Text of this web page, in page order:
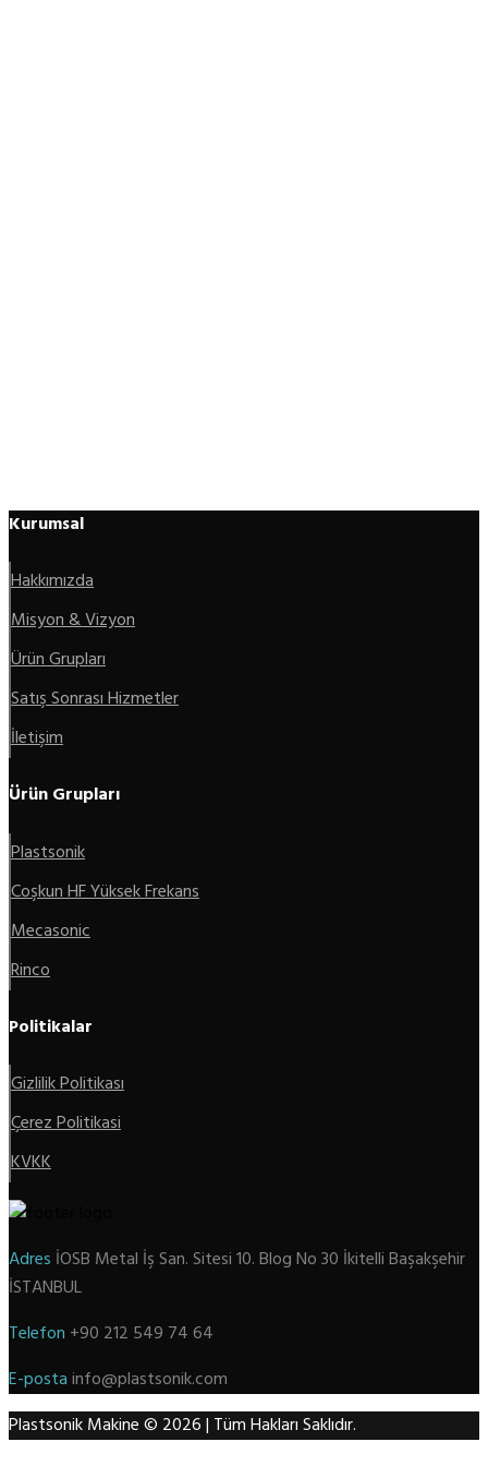
Kurumsal
Hakkımızda
Misyon & Vizyon
Ürün Grupları
Satış Sonrası Hizmetler
İletişim
Ürün Grupları
Plastsonik
Coşkun HF Yüksek Frekans
Mecasonic
Rinco
Politikalar
Gizlilik Politikası
Çerez Politikasi
KVKK
Adres İOSB Metal İş San. Sitesi 10. Blog No 30 İkitelli Başakşehir
İSTANBUL
Telefon +90 212 549 74 64
E-postainfo@plastsonik.com
Plastsonik Makine © 2026 | Tüm Hakları Saklıdır.